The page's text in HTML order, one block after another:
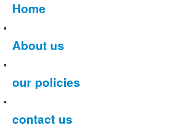
Home
About us
our policies
contact us